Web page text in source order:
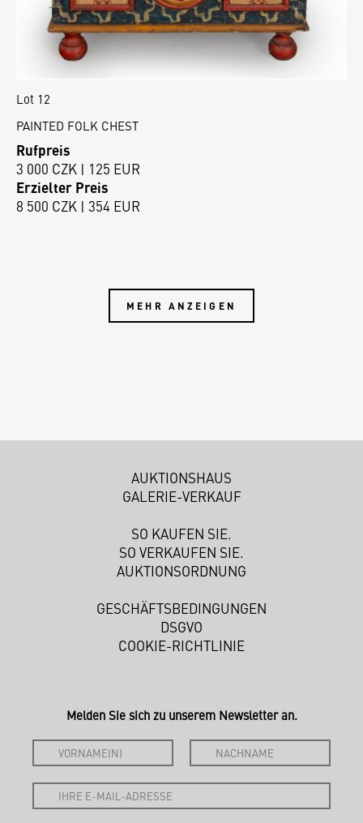
Lot 12
PAINTED FOLK CHEST
Rufpreis
3 000 CZK | 125 EUR
Erzielter Preis
8 500 CZK | 354 EUR
MEHR ANZEIGEN
AUKTIONSHAUS
GALERIE-VERKAUF
SO KAUFEN SIE.
SO VERKAUFEN SIE.
AUKTIONSORDNUNG
GESCHÄFTSBEDINGUNGEN
DSGVO
COOKIE-RICHTLINIE
Melden Sie sich zu unserem Newsletter an.